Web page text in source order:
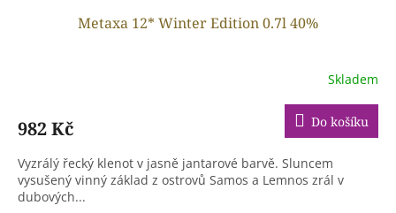
Metaxa 12* Winter Edition 0.7l 40%
Skladem
982 Kč Do košíku
Vyzrálý řecký klenot v jasně jantarové barvě. Sluncem
vysušený vinný základ z ostrovů Samos a Lemnos zrál v
dubových...